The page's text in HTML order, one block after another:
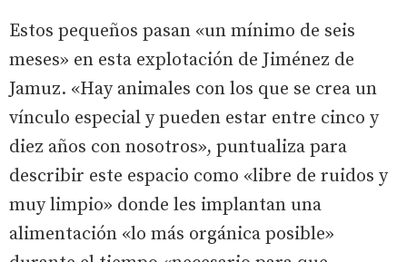
Estos pequeños pasan «un mínimo de seis
meses» en esta explotación de Jiménez de
Jamuz. «Hay animales con los que se crea un
vínculo especial y pueden estar entre cinco y
diez años con nosotros», puntualiza para
describir este espacio como «libre de ruidos y
muy limpio» donde les implantan una
alimentación «lo más orgánica posible»